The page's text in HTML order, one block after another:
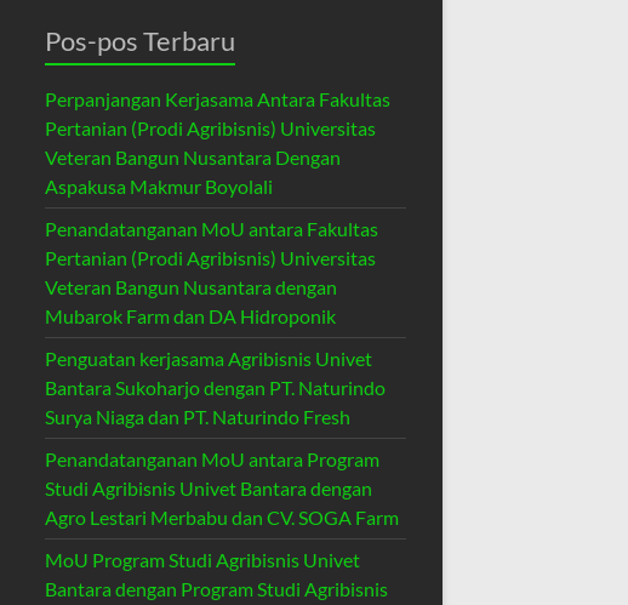
Pos-pos Terbaru
Perpanjangan Kerjasama Antara Fakultas
Pertanian (Prodi Agribisnis) Universitas
Veteran Bangun Nusantara Dengan
Aspakusa Makmur Boyolali
Penandatanganan MoU antara Fakultas
Pertanian (Prodi Agribisnis) Universitas
Veteran Bangun Nusantara dengan
Mubarok Farm dan DA Hidroponik
Penguatan kerjasama Agribisnis Univet
Bantara Sukoharjo dengan PT. Naturindo
Surya Niaga dan PT. Naturindo Fresh
Penandatanganan MoU antara Program
Studi Agribisnis Univet Bantara dengan
Agro Lestari Merbabu dan CV. SOGA Farm
MoU Program Studi Agribisnis Univet
Bantara dengan Program Studi Agribisnis